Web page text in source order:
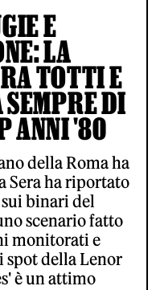
E
LA
TOTTI E
DI
ANNI '80
della Roma ha
Sera ha riportato
binari del
scenario fatto
monitorati e
spot della Lenor
è un attimo